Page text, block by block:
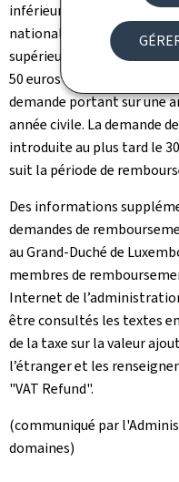
inférieur à 400 euros ou à
nationale, en cas de
supérieure à trois mois
50 euros ou à sa contre-
demande portant sur une
année civile. La demande
introduite au plus tard le
suit la période de
Des informations
demandes de
au Grand-Duché de
membres de
Internet de
être consultés les textes
de la taxe sur la valeur
l’étranger et les
"VAT Refund".
(communiqué par
domaines)